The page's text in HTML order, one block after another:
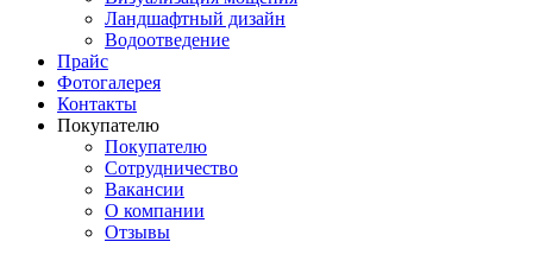
Ландшафтный дизайн
Водоотведение
Прайс
Фотогалерея
Контакты
Покупателю
Покупателю
Сотрудничество
Вакансии
О компании
Отзывы